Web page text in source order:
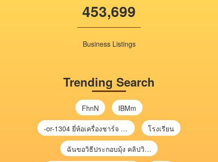
453,699
Business Listings
Trending Search
FhnN IBMm
-or-1304 ยี่ห้อเครื่องชาร์จ chargecore โรงเรียน
ฉันขอวิธีประกอบมุ้ง คลิปวิดีโอ การประกอบมุ้ง